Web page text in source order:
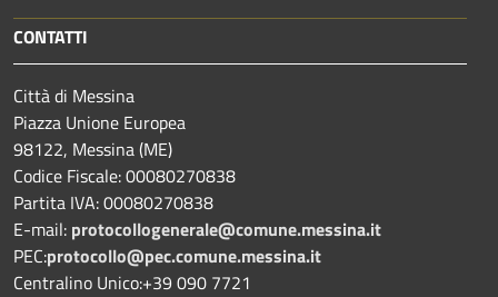
CONTATTI
Città di Messina
Piazza Unione Europea
98122, Messina (ME)
Codice Fiscale: 00080270838
Partita IVA: 00080270838
E-mail: protocollogenerale@comune.messina.it
PEC:protocollo@pec.comune.messina.it
Centralino Unico:+39 090 7721